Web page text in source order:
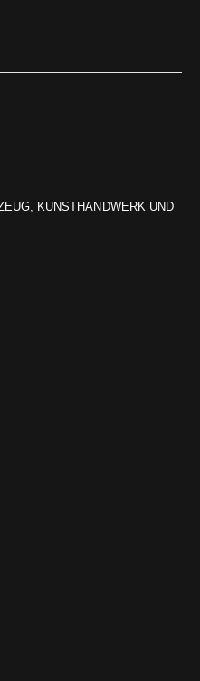
KUNSTHANDWERK UND